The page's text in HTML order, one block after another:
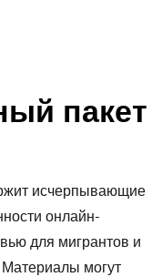
пакет
исчерпывающие
онлайн-
для мигрантов и
могут